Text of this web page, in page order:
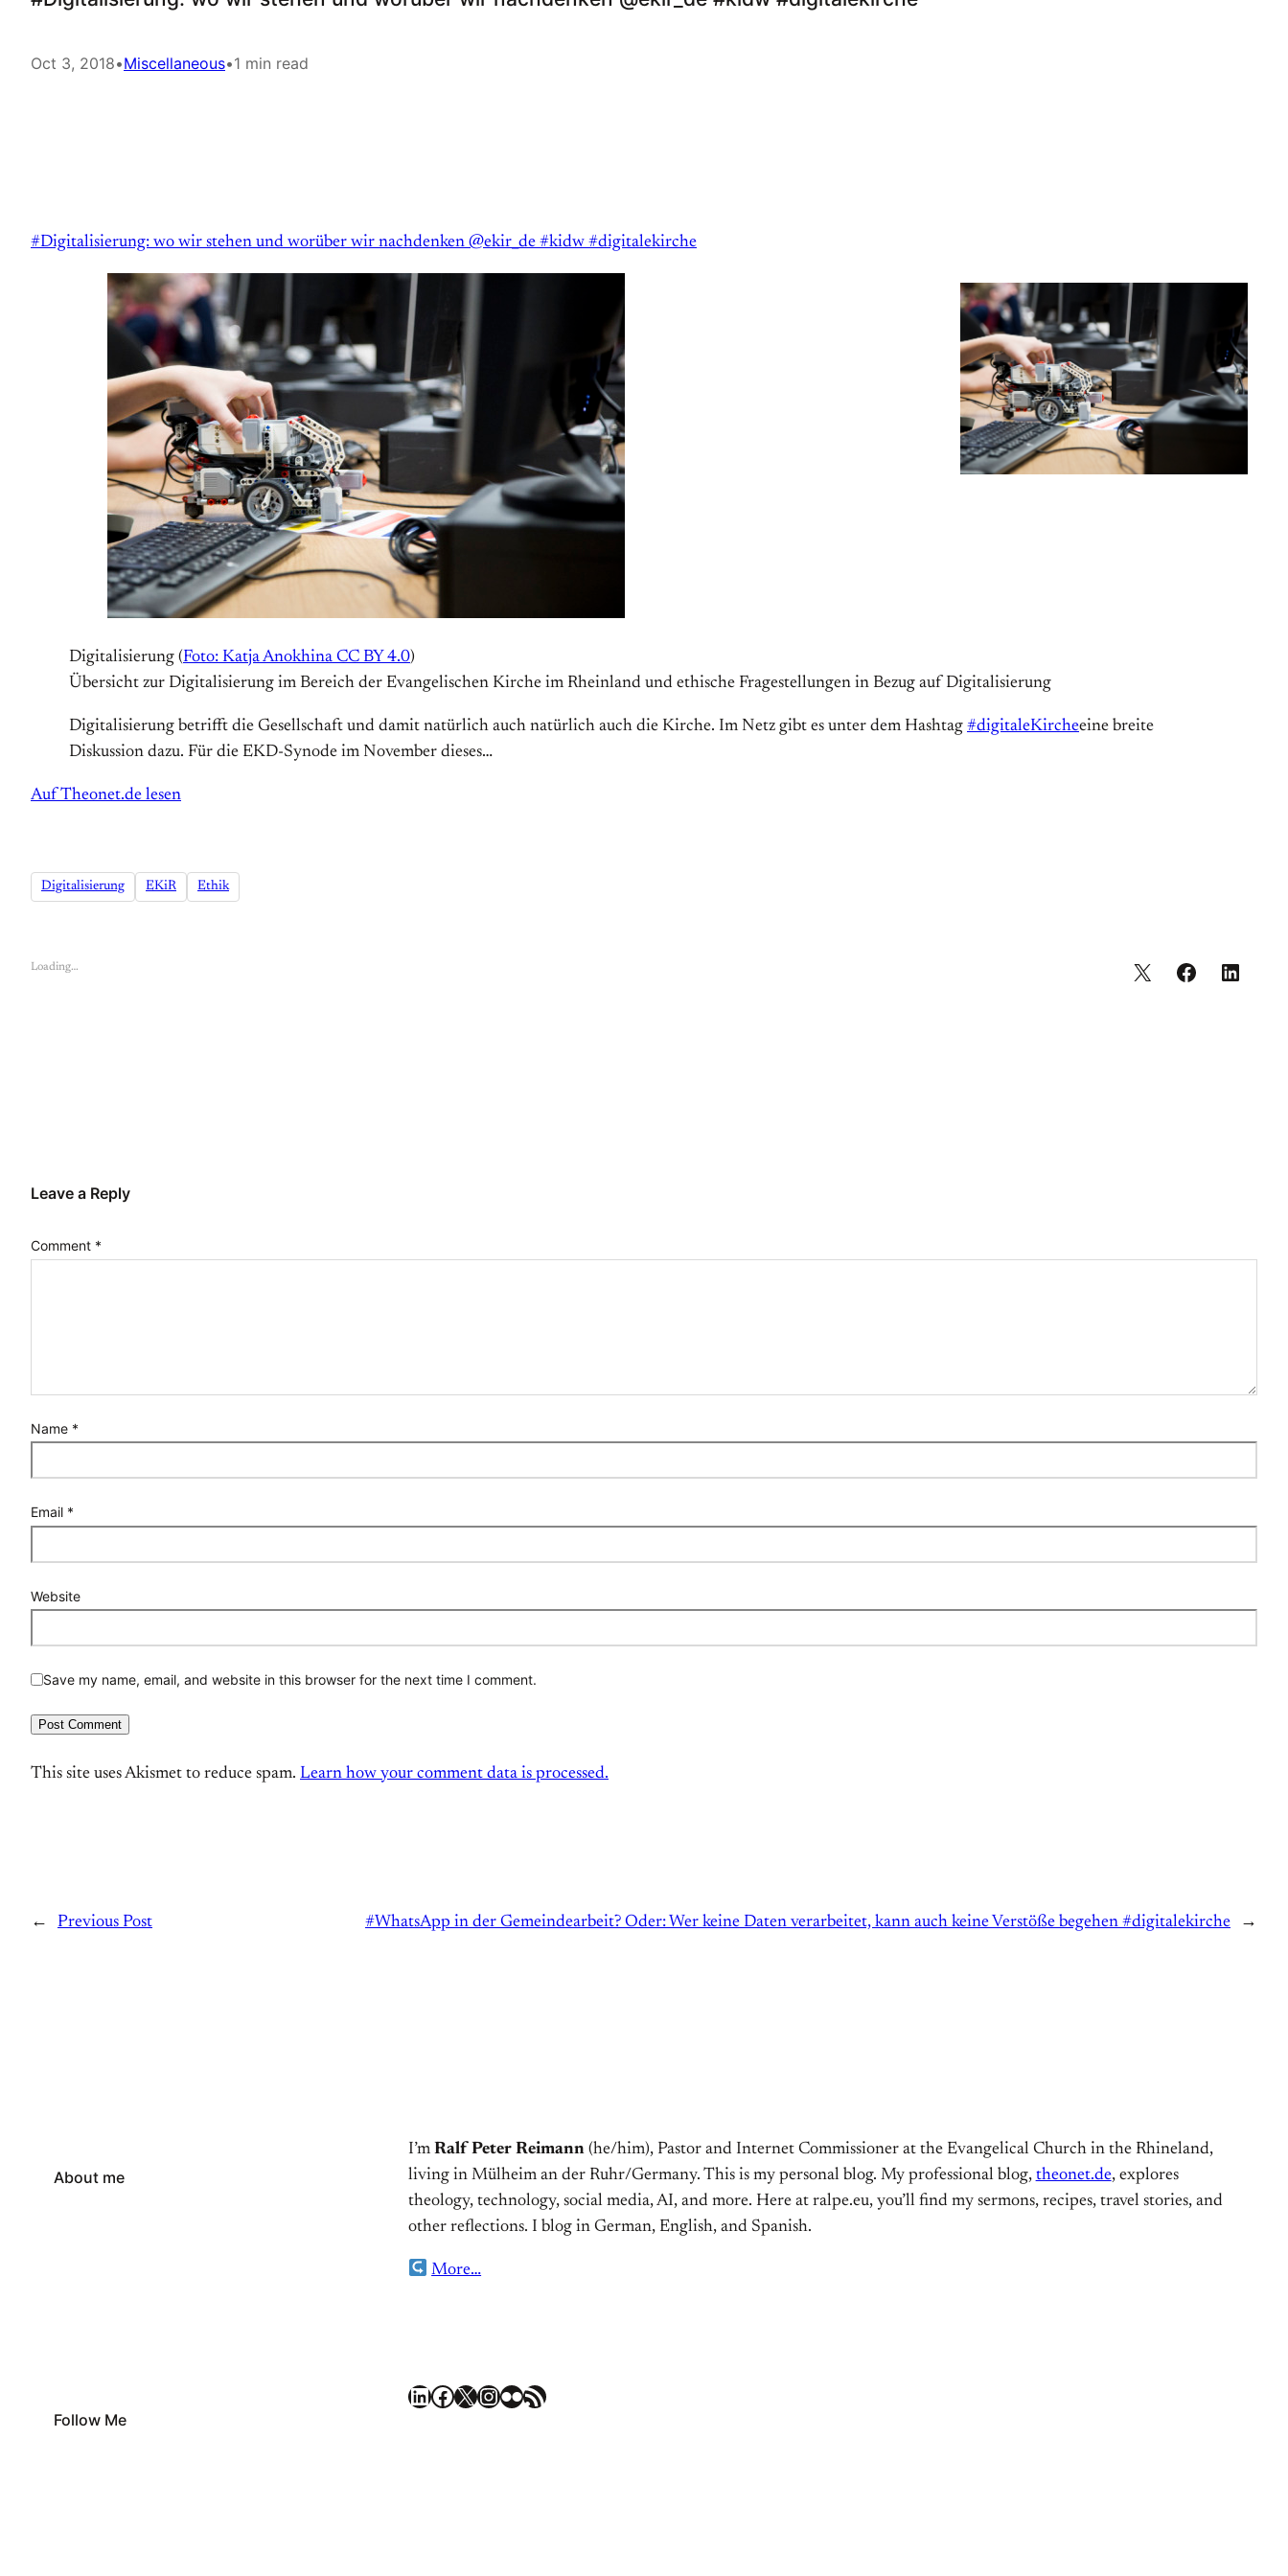
Oct 3, 2018•Miscellaneous•1 min read
#Digitalisierung: wo wir stehen und worüber wir nachdenken @ekir_de #kidw #digitalekirche
Digitalisierung (Foto: Katja Anokhina CC BY 4.0)
Übersicht zur Digitalisierung im Bereich der Evangelischen Kirche im Rheinland und ethische Fragestellungen in Bezug auf Digitalisierung
Digitalisierung betrifft die Gesellschaft und damit natürlich auch natürlich auch die Kirche. Im Netz gibt es unter dem Hashtag #digitaleKircheeine breite
Diskussion dazu. Für die EKD-Synode im November dieses…
Auf Theonet.de lesen
Digitalisierung EKiR Ethik
Loading…
Leave a Reply
Comment *
Name *
Email *
Website
Save my name, email, and website in this browser for the next time I comment.
This site uses Akismet to reduce spam. Learn how your comment data is processed.
← Previous Post #WhatsApp in der Gemeindearbeit? Oder: Wer keine Daten verarbeitet, kann auch keine Verstöße begehen #digitalekirche →
About me
I’m Ralf Peter Reimann(he/him), Pastor and Internet Commissioner at the Evangelical Church in the Rhineland,
living in Mülheim an der Ruhr/Germany. This is my personal blog. My professional blog, theonet.de, explores
theology, technology, social media, AI, and more. Here at ralpe.eu, you’ll find my sermons, recipes, travel stories, and
other reflections. I blog in German, English, and Spanish.
More…
Follow Me
LinkedIn Facebook X Instagram Flickr RSS Feed